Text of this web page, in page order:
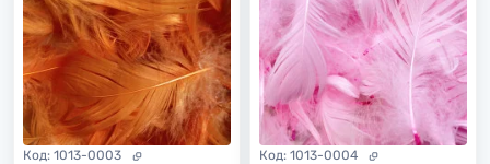
Код: 1013-0003 Код: 1013-0004